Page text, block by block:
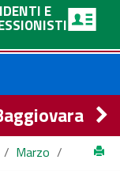
E
/ Marzo /